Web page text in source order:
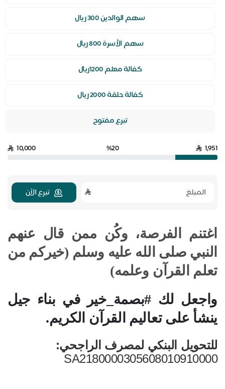
سهم الوالدين 300 ريال
سهم الأسرة 800 ريال
كفالة معلم 1200ريال
كفالة حلقة 2000 ريال
تبرع مفتوح
1,951
%20
10,000
تبرع الآن
اغتنم الفرصة، وكُن ممن قال عنهم
النبي صلى الله عليه وسلم (خيركم من
تعلم القرآن وعلمه)
واجعل لك #بصمة_خير في بناء جيل
ينشأ على تعاليم القرآن الكريم.
للتحويل البنكي لمصرف الراجحي:
SA2180000305608010910000